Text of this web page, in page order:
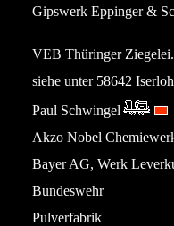
Gipswerk Eppinger &
VEB Thüringer
siehe unter 58642
Paul Schwingel
Akzo Nobel
Bayer AG, Werk
Bundeswehr
Pulverfabrik